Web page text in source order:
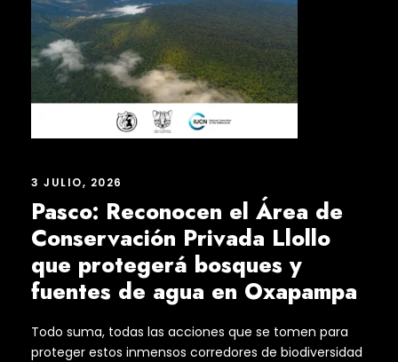
3 JULIO, 2026
Pasco: Reconocen el Área de
Conservación Privada Llollo
que protegerá bosques y
fuentes de agua en Oxapampa
Todo suma, todas las acciones que se tomen para
proteger estos inmensos corredores de biodiversidad